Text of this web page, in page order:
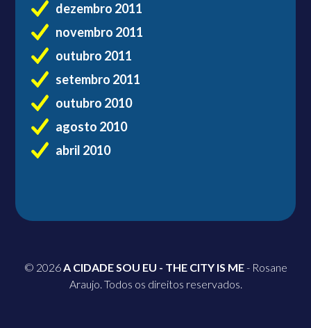
dezembro 2011
novembro 2011
outubro 2011
setembro 2011
outubro 2010
agosto 2010
abril 2010
© 2026A CIDADE SOU EU - THE CITY IS ME- Rosane
Araujo. Todos os direitos reservados.